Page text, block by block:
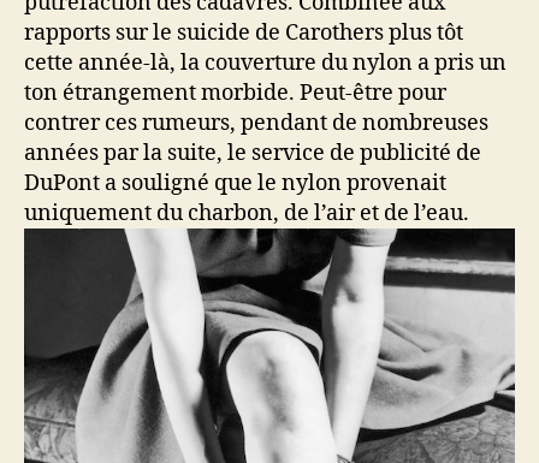
rapports sur le suicide de Carothers plus tôt
cette année-là, la couverture du nylon a pris un
ton étrangement morbide. Peut-être pour
contrer ces rumeurs, pendant de nombreuses
années par la suite, le service de publicité de
DuPont a souligné que le nylon provenait
uniquement du charbon, de l’air et de l’eau.